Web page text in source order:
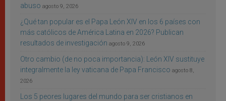
abuso agosto 9, 2026
¿Qué tan popular es el Papa León XIV en los 6 países con
más católicos de América Latina en 2026? Publican
resultados de investigación agosto 9, 2026
Otro cambio (de no poca importancia): León XIV sustituye
integralmente la ley vaticana de Papa Francisco agosto 8,
2026
Los 5 peores lugares del mundo para ser cristianos en